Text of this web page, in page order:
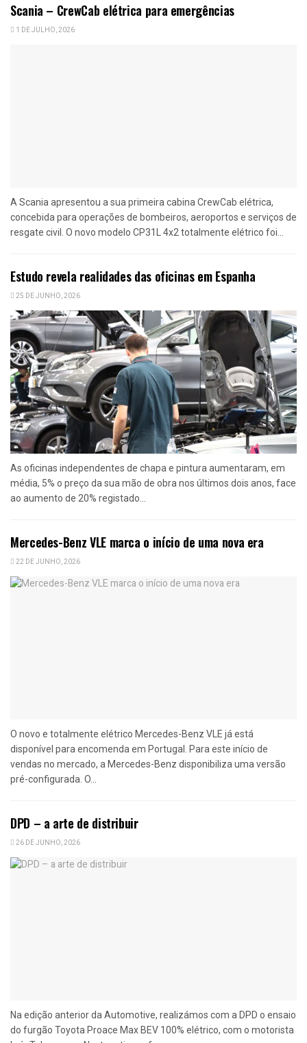
Scania – CrewCab elétrica para emergências
1 DE JULHO, 2026
A Scania apresentou a sua primeira cabina CrewCab elétrica,
concebida para operações de bombeiros, aeroportos e serviços de
resgate civil. O novo modelo CP31L 4x2 totalmente elétrico foi...
Estudo revela realidades das oficinas em Espanha
25 DE JUNHO, 2026
As oficinas independentes de chapa e pintura aumentaram, em
média, 5% o preço da sua mão de obra nos últimos dois anos, face
ao aumento de 20% registado...
Mercedes-Benz VLE marca o início de uma nova era
22 DE JUNHO, 2026
O novo e totalmente elétrico Mercedes-Benz VLE já está
disponível para encomenda em Portugal. Para este início de
vendas no mercado, a Mercedes-Benz disponibiliza uma versão
pré-configurada. O...
DPD – a arte de distribuir
26 DE JUNHO, 2026
Na edição anterior da Automotive, realizámos com a DPD o ensaio
do furgão Toyota Proace Max BEV 100% elétrico, com o motorista